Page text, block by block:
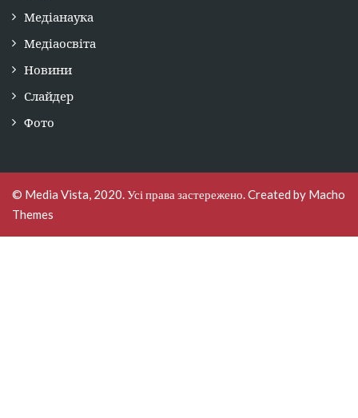
Медіанаука
Медіаосвіта
Новини
Слайдер
Фото
© Media Vista, 2020. Усі права застережено. Created by Macho
Themes